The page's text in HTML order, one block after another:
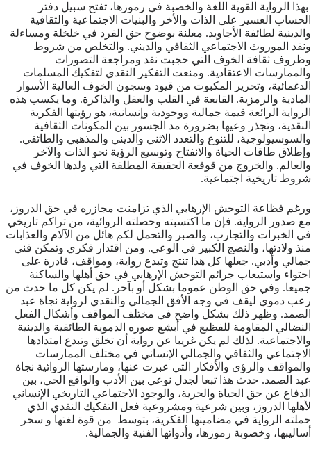
بهذا الرواية القوية اللغة والخصبة في رموزها، تفتح سبيل دفتر
الحساب العسير على الذات والأخر والبنيات الاجتماعية والثقافية
والدينية لطائفة الأجاويد. معلنة بوضوح حق الفرد في خلخلة ومساءلة
ونقد الموروث الاجتماعي الثقافي والديني. والتخلص من شروط
وظروف ثقافة الخوف التي حجبت نقد ومراجعة التصورات
والممارسات الاعتقادية. ومنعت التفكير النقدي لتفكيك المسلمات
الدغمائية، وتحرير المكبوت من قيود وسجون الخوف العالية الأسوار
المادية والرمزية. القابعة في القلب والعقل والذاكرة. وما يكسب هذه
الرواية الرائعة قيمة جمالية ووجودية وإنسانية، هو رؤيتها الفكرية
النقدية، وتجذر وعيها بضرورة مد الجسور بين المكونات الثقافية
والسوسيولوجية، للتنوع والتعدد الاثني والديني والمذهبي والطائفي.
وإطلاق طاقات الحياة والانفتاح وتوسيع الرؤية نحو الذات والآخر
والعالم. والخروج من قوقعة الحقيقة المطلقة التي ولدها الخوف في
شروط تاريخية اجتماعية.
ورغم فظاعة التوحش الإرهابي الذي تزامنت مجازره في حق الدروز،
مع صدور الرواية. فإن ما اكتسبته وحصلته الروائية، من تراكم تاريخي
في الخبرات والتجارب، والصبر والتحمل لكم هائل من الآلام والعذابات
منذ ولادتها، والنضج الكبير في الوعي. ومن اقتدار فكري وتمكن فني
جمالي وأدبي. جعلها كل هذا تنتج وتبدع رواية، ومواقف، قادرة على
احتواء واستيعاب جرائم التوحش الإرهابي في حق أهلها والساكنة
جميعا. وفي حق الوطن عموما بشكل أو بآخر. لم يكن كل ما حدث من
رعب دموي ليقف في وجه الأفق الجمالي والنقدي لرواية نجاة عبد
الصمد. وظهر ذلك بشكل واضح في مختلف المواقف وأشكال الفعل
النضالي المقاومة للفظيع في أبشع صوره الدموية الطائفية والدينية
والاجتماعية. لذلك لم يكن غريبا عن رواية أن تخلق وتبدع امتدادها
الاجتماعي والثقافي والجمالي الإنساني في مختلف الممارسات
والمواقف والرؤى والأفكار التي عبرت عنها، ومارستها الروائية نجاة
عبد الصمد. حدث هذا تبعا لجدل نوعي بين الأدب والواقع الحي، بين
الدفاع عن حق الحياة والحرية، والوجود الاجتماعي التاريخي الإنساني
لأهلها الدروز، وبين شرعية ومشروعية فعل التفكيك النقدي الذي
حملته الرواية في مضامينها الفكرية، بتوسط من قوة لغتها و سحر
أساليبها، وخصوبة رموزها، وأدواتها الفنية والجمالية.